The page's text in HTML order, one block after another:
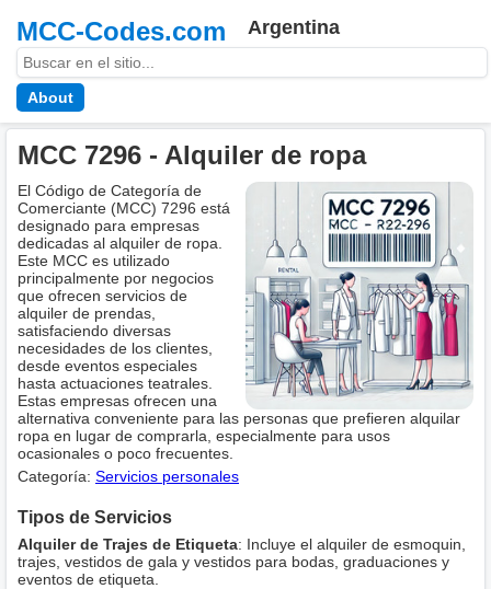
MCC-Codes.com Argentina
About
MCC 7296 - Alquiler de ropa
El Código de Categoría de
Comerciante (MCC) 7296 está
designado para empresas
dedicadas al alquiler de ropa.
Este MCC es utilizado
principalmente por negocios
que ofrecen servicios de
alquiler de prendas,
satisfaciendo diversas
necesidades de los clientes,
desde eventos especiales
hasta actuaciones teatrales.
Estas empresas ofrecen una
alternativa conveniente para las personas que prefieren alquilar
ropa en lugar de comprarla, especialmente para usos
ocasionales o poco frecuentes.
Categoría: Servicios personales
Tipos de Servicios
Alquiler de Trajes de Etiqueta: Incluye el alquiler de esmoquin,
trajes, vestidos de gala y vestidos para bodas, graduaciones y
eventos de etiqueta.